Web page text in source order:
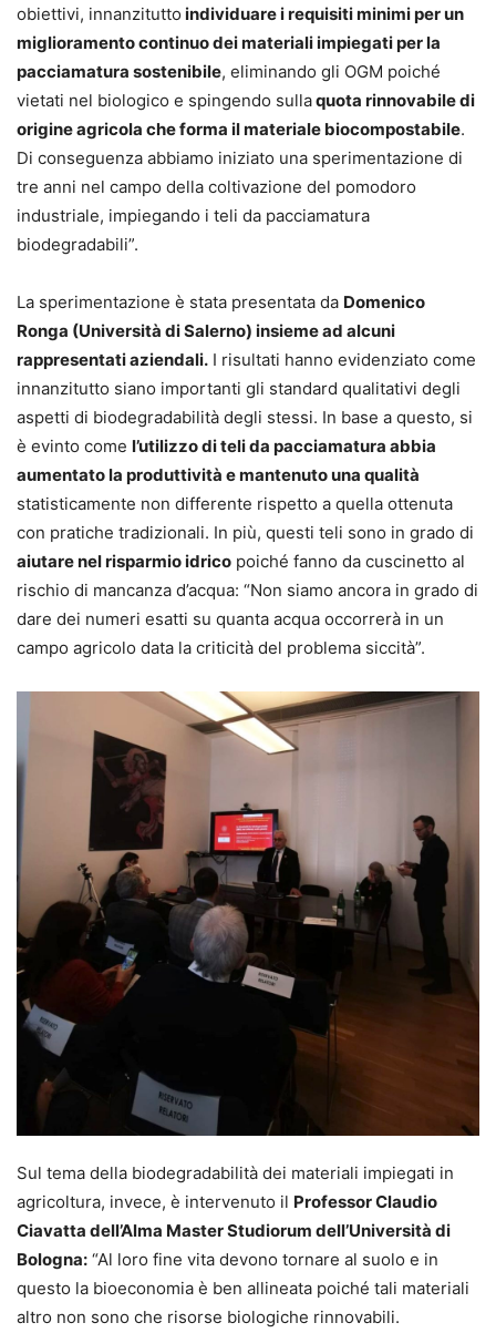
obiettivi, innanzitutto individuare i requisiti minimi per un
miglioramento continuo dei materiali impiegati per la
pacciamatura sostenibile, eliminando gli OGM poiché
vietati nel biologico e spingendo sullaquota rinnovabile di
origine agricola che forma il materiale biocompostabile.
Di conseguenza abbiamo iniziato una sperimentazione di
tre anni nel campo della coltivazione del pomodoro
industriale, impiegando i teli da pacciamatura
biodegradabili”.
La sperimentazione è stata presentata da Domenico
Ronga (Università di Salerno) insieme ad alcuni
rappresentati aziendali. I risultati hanno evidenziato come
innanzitutto siano importanti gli standard qualitativi degli
aspetti di biodegradabilità degli stessi. In base a questo, si
è evinto come l’utilizzo di teli da pacciamatura abbia
aumentato la produttività e mantenuto una qualità
statisticamente non differente rispetto a quella ottenuta
con pratiche tradizionali. In più, questi teli sono in grado di
aiutare nel risparmio idrico poiché fanno da cuscinetto al
rischio di mancanza d’acqua: “Non siamo ancora in grado di
dare dei numeri esatti su quanta acqua occorrerà in un
campo agricolo data la criticità del problema siccità”.
Sul tema della biodegradabilità dei materiali impiegati in
agricoltura, invece, è intervenuto il Professor Claudio
Ciavatta dell’Alma Master Studiorum dell’Università di
Bologna: “Al loro fine vita devono tornare al suolo e in
questo la bioeconomia è ben allineata poiché tali materiali
altro non sono che risorse biologiche rinnovabili.